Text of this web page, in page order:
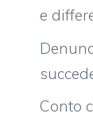
e
Conto